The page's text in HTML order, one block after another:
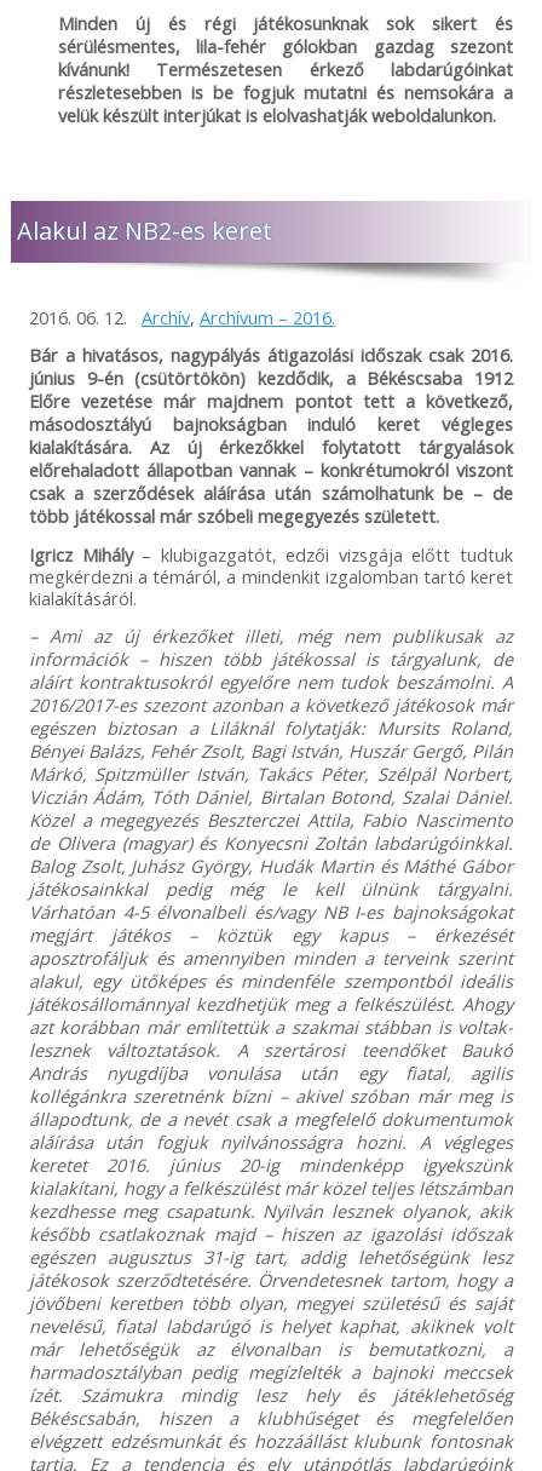
Minden új és régi játékosunknak sok sikert és
sérülésmentes, lila-fehér gólokban gazdag szezont
kívánunk! Természetesen érkező labdarúgóinkat
részletesebben is be fogjuk mutatni és nemsokára a
velük készült interjúkat is elolvashatják weboldalunkon.
Alakul az NB2-es keret
2016. 06. 12. Archív, Archívum – 2016.
Bár a hivatásos, nagypályás átigazolási időszak csak 2016.
június 9-én (csütörtökön) kezdődik, a Békéscsaba 1912
Előre vezetése már majdnem pontot tett a következő,
másodosztályú bajnokságban induló keret végleges
kialakítására. Az új érkezőkkel folytatott tárgyalások
előrehaladott állapotban vannak – konkrétumokról viszont
csak a szerződések aláírása után számolhatunk be – de
több játékossal már szóbeli megegyezés született.
Igricz Mihály– klubigazgatót, edzői vizsgája előtt tudtuk
megkérdezni a témáról, a mindenkit izgalomban tartó keret
kialakításáról.
– Ami az új érkezőket illeti, még nem publikusak az
információk – hiszen több játékossal is tárgyalunk, de
aláírt kontraktusokról egyelőre nem tudok beszámolni. A
2016/2017-es szezont azonban a következő játékosok már
egészen biztosan a Liláknál folytatják: Mursits Roland,
Bényei Balázs, Fehér Zsolt, Bagi István, Huszár Gergő, Pilán
Márkó, Spitzmüller István, Takács Péter, Szélpál Norbert,
Viczián Ádám, Tóth Dániel, Birtalan Botond, Szalai Dániel.
Közel a megegyezés Beszterczei Attila, Fabio Nascimento
de Olivera (magyar) és Konyecsni Zoltán labdarúgóinkkal.
Balog Zsolt, Juhász György, Hudák Martin és Máthé Gábor
játékosainkkal pedig még le kell ülnünk tárgyalni.
Várhatóan 4-5 élvonalbeli és/vagy NB I-es bajnokságokat
megjárt játékos – köztük egy kapus – érkezését
aposztrofáljuk és amennyiben minden a terveink szerint
alakul, egy ütőképes és mindenféle szempontból ideális
játékosállománnyal kezdhetjük meg a felkészülést. Ahogy
azt korábban már említettük a szakmai stábban is voltak-
lesznek változtatások. A szertárosi teendőket Baukó
András nyugdíjba vonulása után egy fiatal, agilis
kollégánkra szeretnénk bízni – akivel szóban már meg is
állapodtunk, de a nevét csak a megfelelő dokumentumok
aláírása után fogjuk nyilvánosságra hozni. A végleges
keretet 2016. június 20-ig mindenképp igyekszünk
kialakítani, hogy a felkészülést már közel teljes létszámban
kezdhesse meg csapatunk. Nyilván lesznek olyanok, akik
később csatlakoznak majd – hiszen az igazolási időszak
egészen augusztus 31-ig tart, addig lehetőségünk lesz
játékosok szerződtetésére. Örvendetesnek tartom, hogy a
jövőbeni keretben több olyan, megyei születésű és saját
nevelésű, fiatal labdarúgó is helyet kaphat, akiknek volt
már lehetőségük az élvonalban is bemutatkozni, a
harmadosztályban pedig megízlelték a bajnoki meccsek
ízét. Számukra mindig lesz hely és játéklehetőség
Békéscsabán, hiszen a klubhűséget és megfelelően
elvégzett edzésmunkát és hozzáállást klubunk fontosnak
tartja. Ez a tendencia és elv utánpótlás labdarúgóink